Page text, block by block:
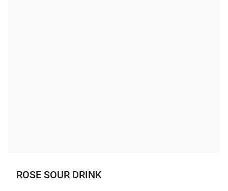
ROSE SOUR DRINK